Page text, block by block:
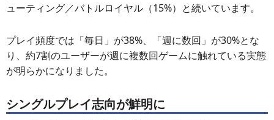
ューティング／バトルロイヤル（15%）と続いています。
プレイ頻度では「毎日」が38%、「週に数回」が30%とな
り、約7割のユーザーが週に複数回ゲームに触れている実態
が明らかになりました。
シングルプレイ志向が鮮明に